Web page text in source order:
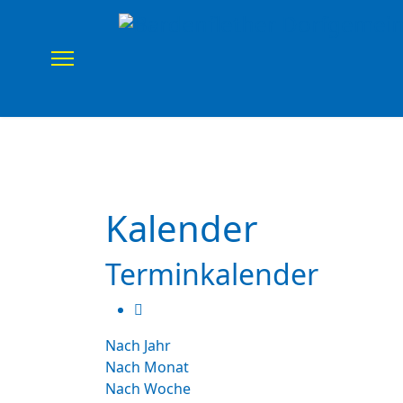
Kalender
Terminkalender
Nach Jahr
Nach Monat
Nach Woche